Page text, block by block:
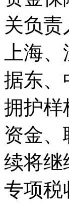
关负
上海
据东、
拥护样
资金
续将继
专项税